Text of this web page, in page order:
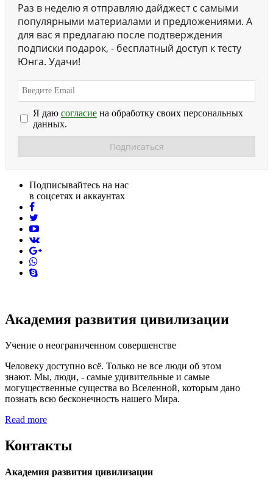
Раз в неделю я отправляю дайджест с самыми
популярными материалами и предложениями. А
для вас я предлагаю после подтверждения
подписки подарок, - бесплатный доступ к тесту
Юнга. Удачи!
Я даю согласие на обработку своих персональных
данных.
Подписывайтесь на нас
в соцсетях и аккаунтах
facebook
youtube
vk
skype
Академия развития цивилизации
Учение о неограниченном совершенстве
Человеку доступно всё. Только не все люди об этом
знают. Мы, люди, - самые удивительные и самые
могущественные существа во Вселенной, которым дано
познать всю бесконечность нашего Мира.
Read more
Контакты
Академия развития цивилизации